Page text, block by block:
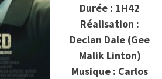
Durée : 1H42
Réalisation :
Declan Dale (Gee
Malik Linton)
Musique : Carlos